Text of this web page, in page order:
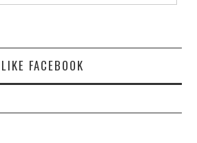
LIKE FACEBOOK